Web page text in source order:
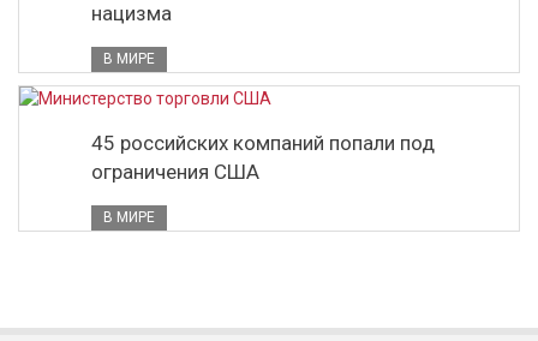
нацизма
В МИРЕ
45 российских компаний попали под
ограничения США
В МИРЕ